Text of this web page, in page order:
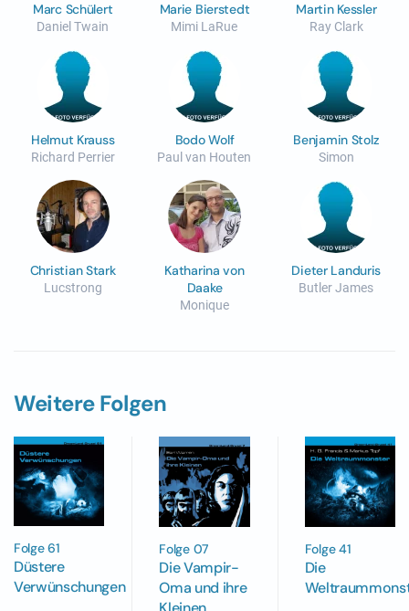
Marc Schülert
Daniel Twain
Marie Bierstedt
Mimi LaRue
Martin Kessler
Ray Clark
Helmut Krauss
Richard Perrier
Bodo Wolf
Paul van Houten
Benjamin Stolz
Simon
Christian Stark
Lucstrong
Katharina von
Daake
Monique
Dieter Landuris
Butler James
Weitere Folgen
Folge 61
Düstere
Verwünschungen
Folge 07
Die Vampir-
Oma und ihre
Folge 41
Die